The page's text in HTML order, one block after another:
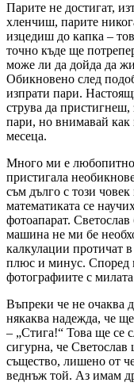
Парите не достигат,
хленчиш, парите
изцедиш до капка –
точно къде ще
може ли да дойда да
Обикновено след
изпрати пари.
струва да
пари, но внимавай
месеца.
Много ми е любопитно
пристигала
съм дълго с този
математиката се
фотоапарат.
машина не ми бе
калкулации протичат
плюс и минус. Според
фотографиите с
Въпреки че не очаква
някаква надежда, че
– „Стига!“ Това ще се
сигурна, че
същество, лишено от
веднъж той. Аз имам